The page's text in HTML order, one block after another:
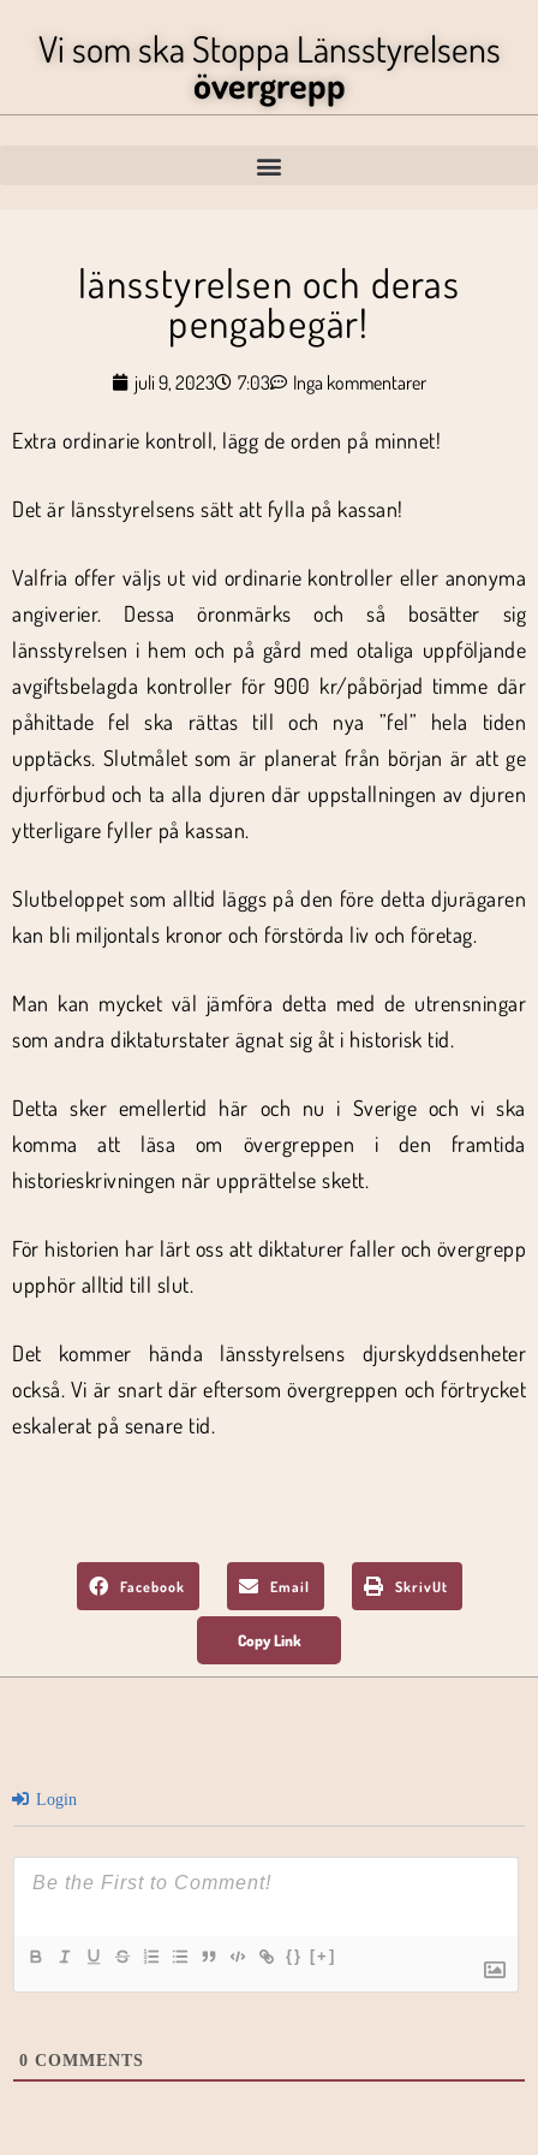
Vi som ska Stoppa Länsstyrelsens
övergrepp
länsstyrelsen och deras
pengabegär!
juli 9, 2023 7:03 Inga kommentarer
Extra ordinarie kontroll, lägg de orden på minnet!
Det är länsstyrelsens sätt att fylla på kassan!
Valfria offer väljs ut vid ordinarie kontroller eller anonyma
angiverier. Dessa öronmärks och så bosätter sig
länsstyrelsen i hem och på gård med otaliga uppföljande
avgiftsbelagda kontroller för 900 kr/påbörjad timme där
påhittade fel ska rättas till och nya ”fel” hela tiden
upptäcks. Slutmålet som är planerat från början är att ge
djurförbud och ta alla djuren där uppstallningen av djuren
ytterligare fyller på kassan.
Slutbeloppet som alltid läggs på den före detta djurägaren
kan bli miljontals kronor och förstörda liv och företag.
Man kan mycket väl jämföra detta med de utrensningar
som andra diktaturstater ägnat sig åt i historisk tid.
Detta sker emellertid här och nu i Sverige och vi ska
komma att läsa om övergreppen i den framtida
historieskrivningen när upprättelse skett.
För historien har lärt oss att diktaturer faller och övergrepp
upphör alltid till slut.
Det kommer hända länsstyrelsens djurskyddsenheter
också. Vi är snart där eftersom övergreppen och förtrycket
eskalerat på senare tid.
Facebook Email SkrivUt
Login
{} [+]
0 COMMENTS